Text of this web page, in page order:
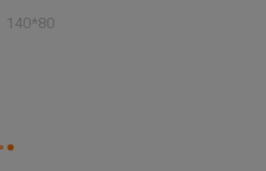
140*80